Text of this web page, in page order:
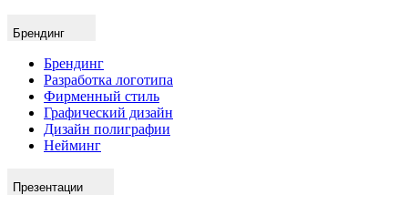
Брендинг
Брендинг
Разработка логотипа
Фирменный стиль
Графический дизайн
Дизайн полиграфии
Нейминг
Презентации